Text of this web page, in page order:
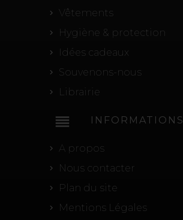
Vêtements
Hygiène & protection
Idées cadeaux
Souvenons-nous
Librairie
reorder INFORMATIONS
A propos
Nous contacter
Plan du site
Mentions Légales